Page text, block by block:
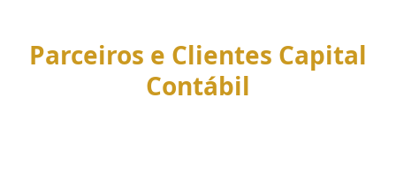
Parceiros e Clientes Capital
Contábil